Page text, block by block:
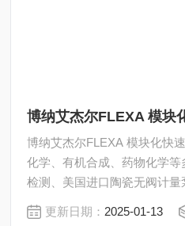
博纳艾杰尔FLEXA 模块
博纳艾杰尔FLEXA 模块化快
化学、有机合成、药物化学
检测、美国进口陶瓷无阀计量
更新日期： 2025-01-13